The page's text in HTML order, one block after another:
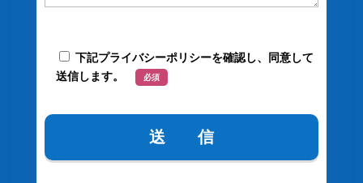
下記プライバシーポリシーを確認し、同意して
送信します。
必須